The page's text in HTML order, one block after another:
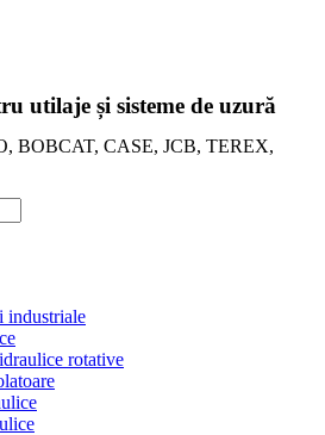
utilaje și sisteme de uzură
BOBCAT, CASE, JCB, TEREX,
industriale
rotative